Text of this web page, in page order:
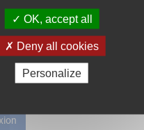
OK, accept all
Deny all cookies
Personalize
Je crée mon